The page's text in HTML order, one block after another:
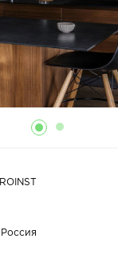
ROINST
Россия